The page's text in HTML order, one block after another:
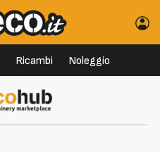
Ricambi Noleggio